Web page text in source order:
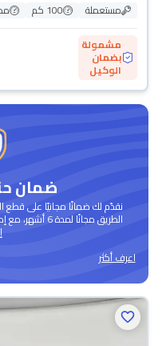
مستعملة 100 كم
مشمولة
بضمان
الوكيل
ضمان حتى 3
نقدّم لك ضمانًا مجانيًا على قطع
اعرف أكثر